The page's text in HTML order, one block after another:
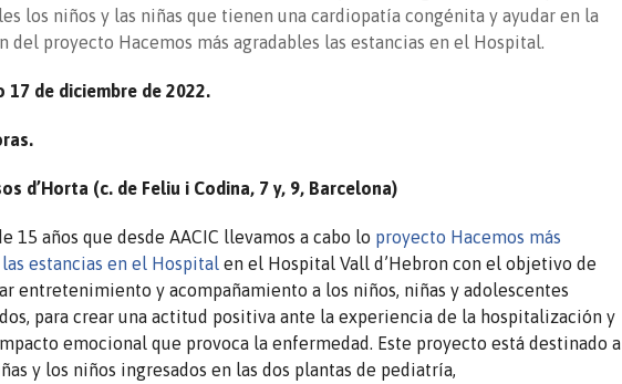
los niños y las niñas que tienen una cardiopatía congénita y ayudar en la
del proyecto Hacemos más agradables las estancias en el Hospital.
17 de diciembre de 2022.
d’Horta (c. de Feliu i Codina, 7 y, 9, Barcelona)
15 años que desde AACIC llevamos a cabo lo proyecto Hacemos más
estancias en el Hospital en el Hospital Vall d’Hebron con el objetivo de
entretenimiento y acompañamiento a los niños, niñas y adolescentes
para crear una actitud positiva ante la experiencia de la hospitalización y
emocional que provoca la enfermedad. Este proyecto está destinado a
y los niños ingresados en las dos plantas de pediatría,